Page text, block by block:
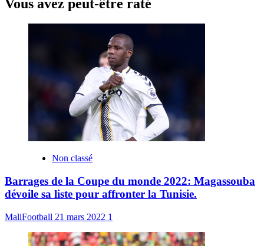
Vous avez peut-être raté
Non classé
Barrages de la Coupe du monde 2022: Magassouba
dévoile sa liste pour affronter la Tunisie.
MaliFootball 21 mars 2022 1